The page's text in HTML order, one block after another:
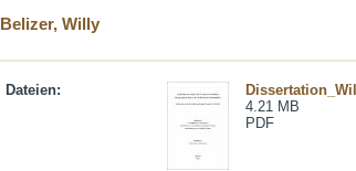
Belizer, Willy
Dateien:
4.21 MB
PDF